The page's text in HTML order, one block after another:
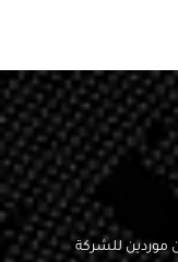
موردين للشركة